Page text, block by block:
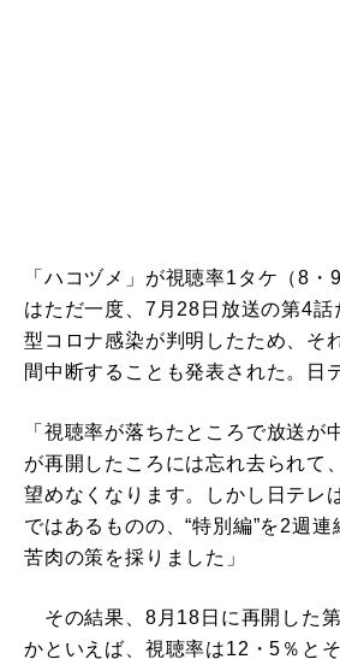
「ハコヅメ」が視聴率1タケ（8
はただ一度、7月28日放送の第4話
型コロナ感染が判明したため、そ
間中断することも発表された。日
「視聴率が落ちたところで放送が
が再開したころには忘れ去られて
望めなくなります。しかし日テレ
ではあるものの、“特別編”を2週連
苦肉の策を採りました」
その結果、8月18日に再開した
かといえば、視聴率は12・5％と